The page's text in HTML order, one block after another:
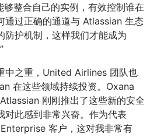
整合自己的实例，有效控制谁在
通过正确的通道与 Atlassian 生态
防护机制，这样我们才能成为
中之重，United Airlines 团队也
在这些领域持续投资。Oxana
刚刚推出了这些新的安全
对此感到非常兴奋。作为代表
客户，这对我非常有